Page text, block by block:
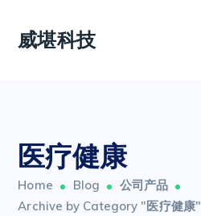
威堪科技
医疗健康
Home Blog
公司产品
Archive by Category "医疗健康"